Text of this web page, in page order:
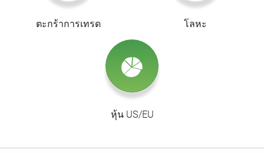
ตะกร้าการเทรด โลหะ
หุ้น US/EU